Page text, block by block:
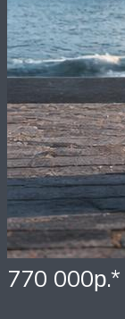
770 000р.*